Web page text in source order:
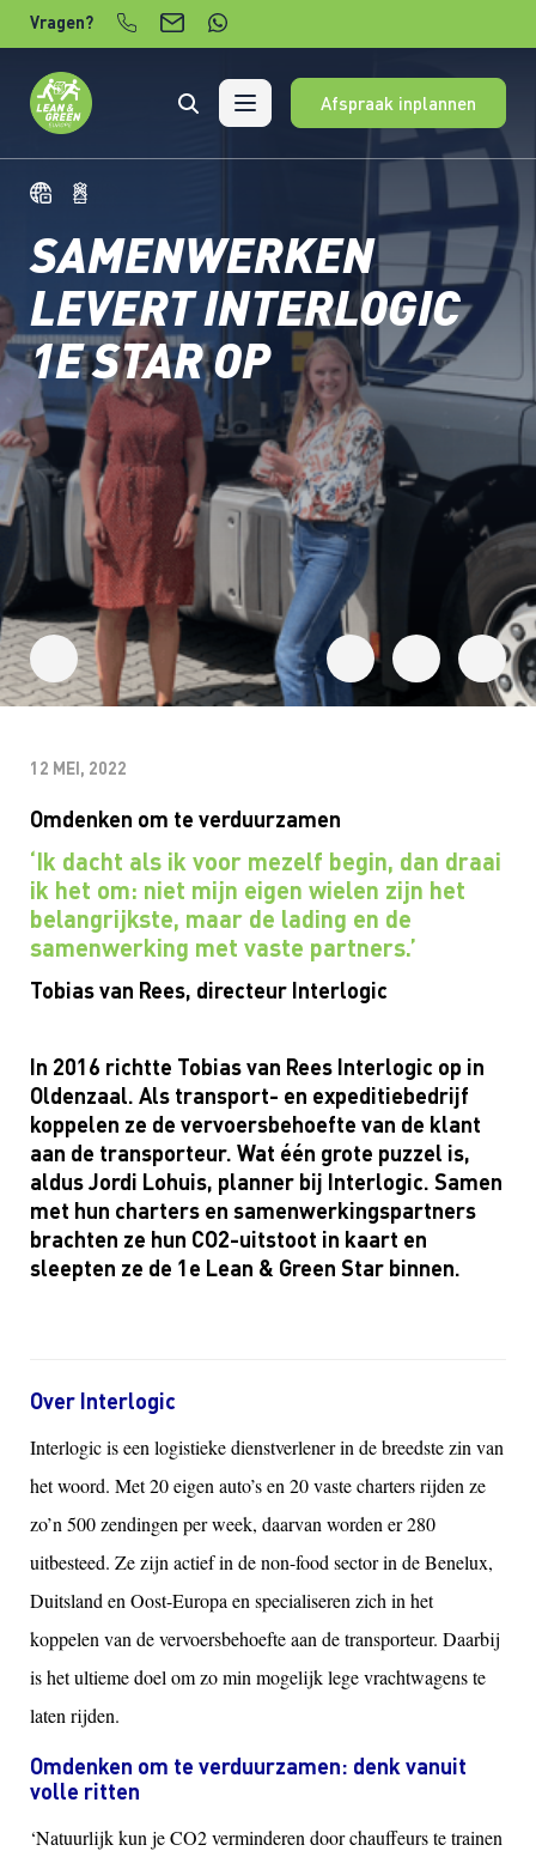
Verder naar content
Vragen?
Afspraak inplannen
SAMENWERKEN
LEVERT INTERLOGIC
1E STAR OP
12 MEI, 2022
Omdenken om te verduurzamen
‘Ik dacht als ik voor mezelf begin, dan draai
ik het om: niet mijn eigen wielen zijn het
belangrijkste, maar de lading en de
samenwerking met vaste partners.’
Tobias van Rees, directeur Interlogic
In 2016 richtte Tobias van Rees Interlogic op in
Oldenzaal. Als transport- en expeditiebedrijf
koppelen ze de vervoersbehoefte van de klant
aan de transporteur. Wat één grote puzzel is,
aldus Jordi Lohuis, planner bij Interlogic. Samen
met hun charters en samenwerkingspartners
brachten ze hun CO2-uitstoot in kaart en
sleepten ze de 1e Lean & Green Star binnen.
Over Interlogic
Interlogic is een logistieke dienstverlener in de breedste zin van
het woord. Met 20 eigen auto’s en 20 vaste charters rijden ze
zo’n 500 zendingen per week, daarvan worden er 280
uitbesteed. Ze zijn actief in de non-food sector in de Benelux,
Duitsland en Oost-Europa en specialiseren zich in het
koppelen van de vervoersbehoefte aan de transporteur. Daarbij
is het ultieme doel om zo min mogelijk lege vrachtwagens te
laten rijden.
Omdenken om te verduurzamen: denk vanuit
volle ritten
‘Natuurlijk kun je CO2 verminderen door chauffeurs te trainen